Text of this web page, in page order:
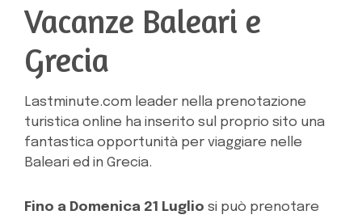
Vacanze Baleari e
Grecia
Lastminute.com leader nella prenotazione
turistica online ha inserito sul proprio sito una
fantastica opportunità per viaggiare nelle
Baleari ed in Grecia.
Fino a Domenica 21 Luglio si può prenotare